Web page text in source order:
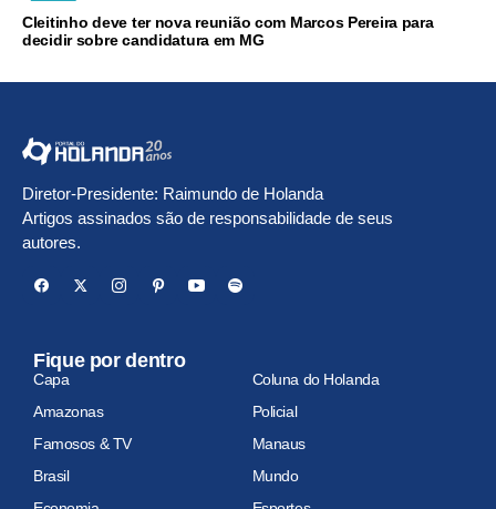
Cleitinho deve ter nova reunião com Marcos Pereira para
decidir sobre candidatura em MG
Diretor-Presidente: Raimundo de Holanda
Artigos assinados são de responsabilidade de seus
autores.
Fique por dentro
Capa
Coluna do Holanda
Amazonas
Policial
Famosos & TV
Manaus
Brasil
Mundo